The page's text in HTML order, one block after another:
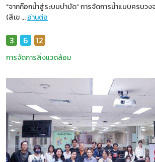
"จากก๊อกน้ำสู่ระบบบำบัด” การจัดการน้ำแบบครบว
(สีเข...อ่านต่อ
3 6 12
การจัดการสิ่งแวดล้อม